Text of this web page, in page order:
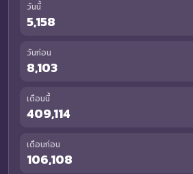
วันนี้
5,158
วันก่อน
8,103
เดือนนี้
409,114
เดือนก่อน
106,108